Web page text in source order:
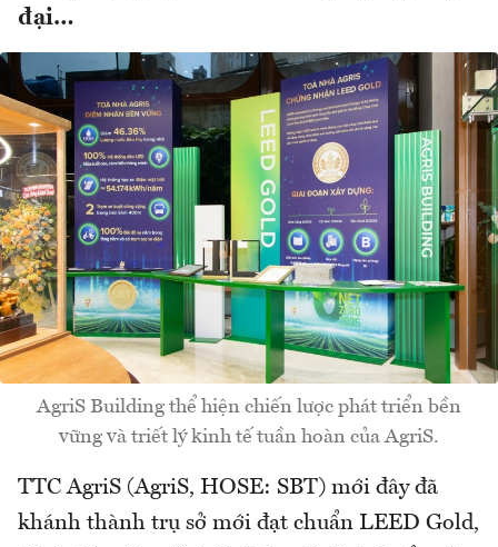
đại…
AgriS Building thể hiện chiến lược phát triển bền
vững và triết lý kinh tế tuần hoàn của AgriS.
TTC AgriS (AgriS, HOSE: SBT) mới đây đã
khánh thành trụ sở mới đạt chuẩn LEED Gold,